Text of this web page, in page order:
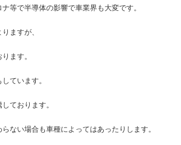
等で半導体の影響で車業界も大変です。
ますが、
ます。
ています。
ております。
ない場合も車種によってはあったりします。